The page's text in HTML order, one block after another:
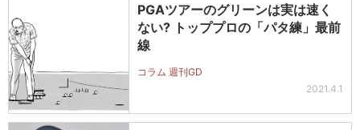
PGAツアーのグリーンは実は速く
ない? トッププロの「パタ練」最前
線
コラム 週刊GD
2021.4.1